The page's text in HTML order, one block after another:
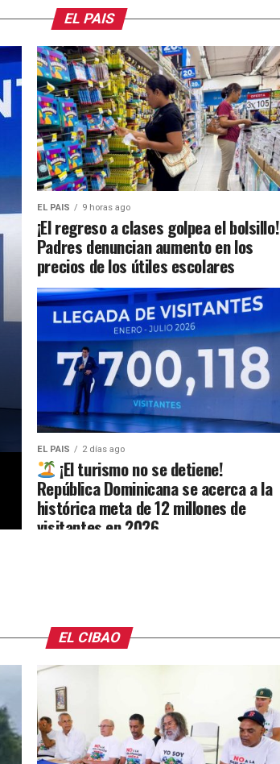
EL PAIS
EL PAIS 9 horas ago
¡El regreso a clases golpea el bolsillo!
Padres denuncian aumento en los
precios de los útiles escolares
EL PAIS 2 días ago
¡El turismo no se detiene!
República Dominicana se acerca a la
histórica meta de 12 millones de
visitantes en 2026
EL CIBAO